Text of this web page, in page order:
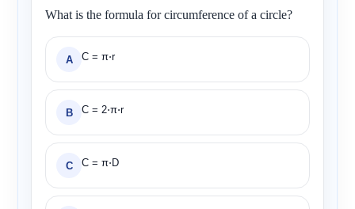
What is the formula for circumference of a circle?
A C = π⋅r
B C = 2⋅π⋅r
C C = π⋅D